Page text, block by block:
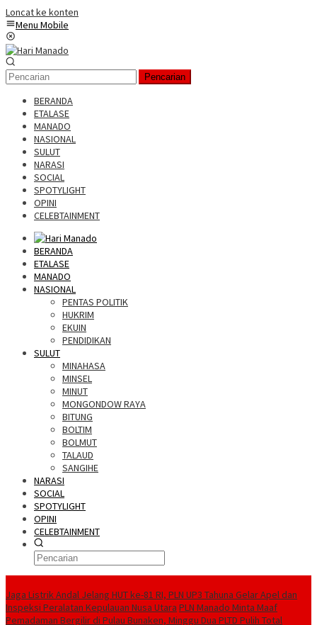
Loncat ke konten
Menu Mobile
Pencarian
BERANDA
ETALASE
MANADO
NASIONAL
SULUT
NARASI
SOCIAL
SPOTYLIGHT
OPINI
CELEBTAINMENT
BERANDA
ETALASE
MANADO
NASIONAL
PENTAS POLITIK
HUKRIM
EKUIN
PENDIDIKAN
SULUT
MINAHASA
MINSEL
MINUT
MONGONDOW RAYA
BITUNG
BOLTIM
BOLMUT
TALAUD
SANGIHE
NARASI
SOCIAL
SPOTYLIGHT
OPINI
CELEBTAINMENT
Jaga Listrik Andal Jelang HUT ke-81 RI, PLN UP3 Tahuna Gelar Apel dan
Inspeksi Peralatan Kepulauan Nusa Utara PLN Manado Minta Maaf
Pemadaman Bergilir di Pulau Bunaken, Minggu Dua PLTD Pulih Total